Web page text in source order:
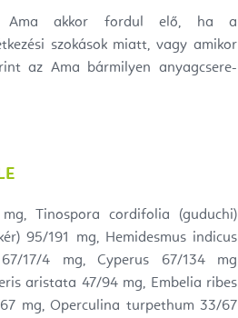
Ama akkor fordul elő, ha a
szokások miatt, vagy amikor
az Ama bármilyen anyagcsere-
Tinospora cordifolia (guduchi)
95/191 mg, Hemidesmus indicus
17/4 mg, Cyperus 67/134 mg
aristata 47/94 mg, Embelia ribes
mg, Operculina turpethum 33/67